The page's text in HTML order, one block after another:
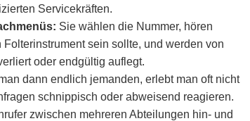
Servicekräften.
Sie wählen die Nummer, hören
sein sollte, und werden von
oder endgültig auflegt.
dann endlich jemanden, erlebt man oft nicht
schnippisch oder abweisend reagieren.
zwischen mehreren Abteilungen hin- und